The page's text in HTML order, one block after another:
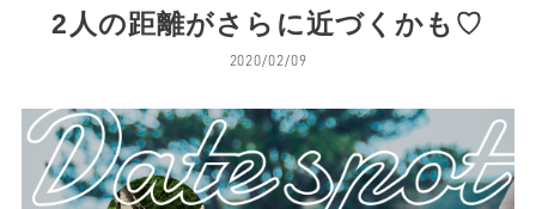
2人の距離がさらに近づくかも♡
2020/02/09